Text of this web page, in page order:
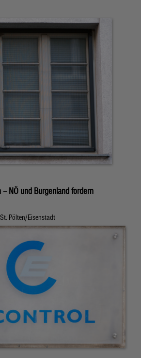
NÖ und Burgenland fordern
Pölten/Eisenstadt